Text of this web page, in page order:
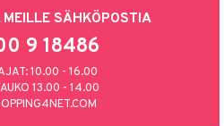
SÄHKÖPOSTIA
9 18486
10.00 - 16.00
13.00 - 14.00